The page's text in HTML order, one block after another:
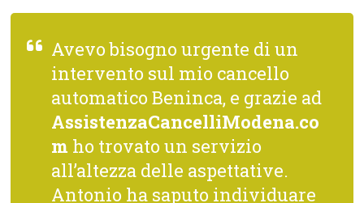
Avevo bisogno urgente di un
intervento sul mio cancello
automatico Beninca, e grazie ad
AssistenzaCancelliModena.co
m ho trovato un servizio
all’altezza delle aspettative.
Antonio ha saputo individuare